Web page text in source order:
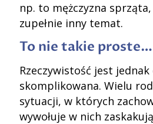
np. to mężczyzna
zupełnie inny temat.
To nie takie proste…
Rzeczywistość jest
skomplikowana. Wielu
sytuacji, w których
wywołuje w nich